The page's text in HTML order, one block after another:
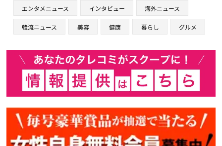
エンタメニュース インタビュー 海外ニュース
韓流ニュース 美容 健康 暮らし グルメ